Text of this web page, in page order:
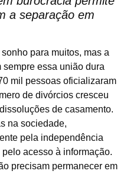
a separação em
para muitos, mas a
essa união dura
mil pessoas oficializaram
de divórcios cresceu
de casamento.
na sociedade,
pela independência
acesso à informação.
precisam permanecer em